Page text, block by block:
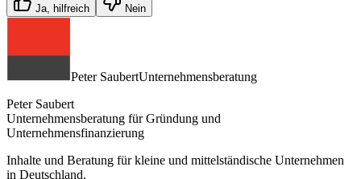
Ja, hilfreich Nein
Peter SaubertUnternehmensberatung
Peter Saubert
Unternehmensberatung für Gründung und
Unternehmensfinanzierung
Inhalte und Beratung für kleine und mittelständische Unternehmen
in Deutschland.